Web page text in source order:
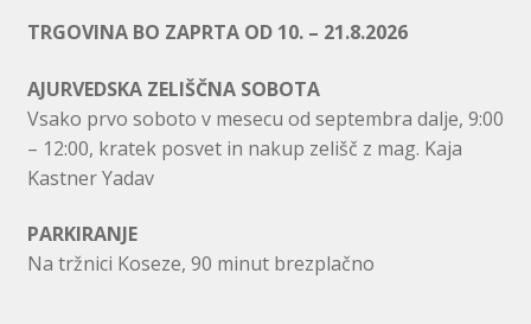
TRGOVINA BO ZAPRTA OD 10. – 21.8.2026
AJURVEDSKA ZELIŠČNA SOBOTA
Vsako prvo soboto v mesecu od septembra dalje, 9:00
– 12:00, kratek posvet in nakup zelišč z mag. Kaja
Kastner Yadav
PARKIRANJE
Na tržnici Koseze, 90 minut brezplačno